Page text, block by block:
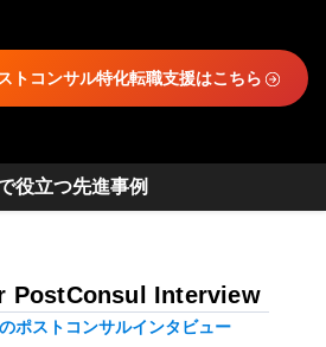
役立つ先進事例
トコンサル特化転職支援はこちら
PostConsul Interview
ポストコンサルインタビュー